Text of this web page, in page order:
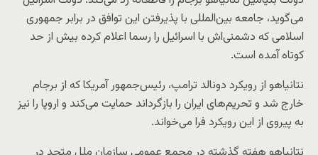
می‌گوید، جامعه بین‌المللی با پذیرفتن این توافق در برابر جمهوری
اسلامی که دشمنی‌اش با اسرائیل را رسما اعلام کرده بیش از حد
کوتاه آمده است.
نتانیاهو از رویکرد دونالد ترامپ، رئیس‌جمهور آمریکا که از برجام
خارج شد و تحریم‌های ایران را بازگرداند حمایت می‌کند و اروپا را نیز
به پیروی از این رویکرد فرا می‌خواند.